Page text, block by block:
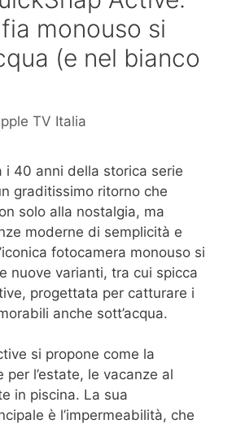
monouso si
(e nel bianco
TV Italia
i 40 anni della storica serie
graditissimo ritorno che
solo alla nostalgia, ma
moderne di semplicità e
fotocamera monouso si
nuove varianti, tra cui spicca
progettata per catturare i
anche sott’acqua.
si propone come la
per l’estate, le vacanze al
in piscina. La sua
è l’impermeabilità, che